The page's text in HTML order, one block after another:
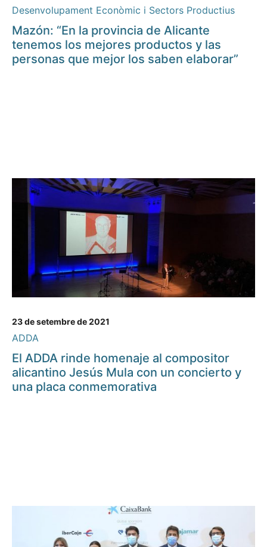
Desenvolupament Econòmic i Sectors Productius
Mazón: “En la provincia de Alicante
tenemos los mejores productos y las
personas que mejor los saben elaborar”
23 de setembre de 2021
ADDA
El ADDA rinde homenaje al compositor
alicantino Jesús Mula con un concierto y
una placa conmemorativa